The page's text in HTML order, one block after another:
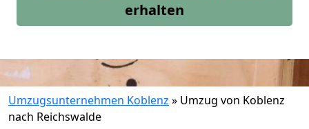
erhalten
Umzugsunternehmen Koblenz » Umzug von Koblenz
nach Reichswalde